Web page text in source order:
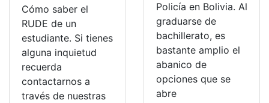
Cómo saber el
RUDE de un
estudiante. Si tienes
alguna inquietud
recuerda
contactarnos a
través de nuestras
Policía en Bolivia. Al
graduarse de
bachillerato, es
bastante amplio el
abanico de
opciones que se
abre